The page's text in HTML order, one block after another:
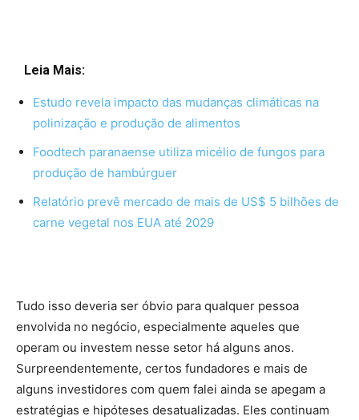
Leia Mais:
Estudo revela impacto das mudanças climáticas na
polinização e produção de alimentos
Foodtech paranaense utiliza micélio de fungos para
produção de hambúrguer
Relatório prevê mercado de mais de US$ 5 bilhões de
carne vegetal nos EUA até 2029
Tudo isso deveria ser óbvio para qualquer pessoa
envolvida no negócio, especialmente aqueles que
operam ou investem nesse setor há alguns anos.
Surpreendentemente, certos fundadores e mais de
alguns investidores com quem falei ainda se apegam a
estratégias e hipóteses desatualizadas. Eles continuam